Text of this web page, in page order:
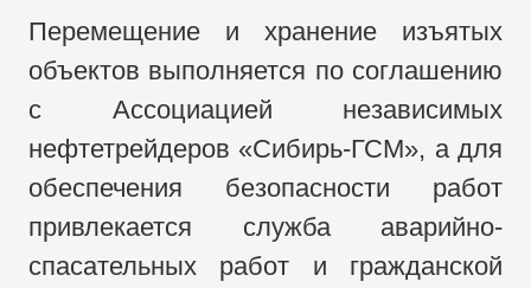
Перемещение и хранение изъятых
объектов выполняется по соглашению
с Ассоциацией независимых
нефтетрейдеров «Сибирь-ГСМ», а для
обеспечения безопасности работ
привлекается служба аварийно-
спасательных работ и гражданской